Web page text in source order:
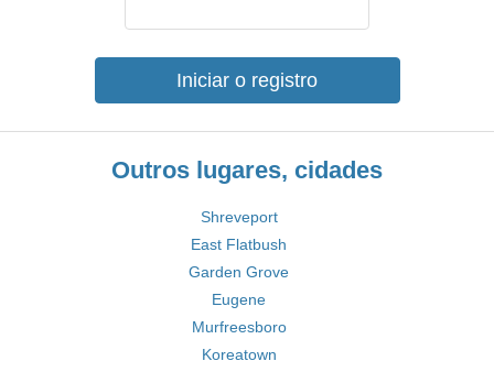
Iniciar o registro
Outros lugares, cidades
Shreveport
East Flatbush
Garden Grove
Eugene
Murfreesboro
Koreatown